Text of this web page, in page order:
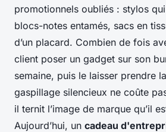
promotionnels oubliés : stylos
blocs-notes entamés, sacs en
d’un placard. Combien de fois
client poser un gadget sur son
semaine, puis le laisser prendre
gaspillage silencieux ne coûte
il ternit l’image de marque qu’il
Aujourd’hui, un cadeau